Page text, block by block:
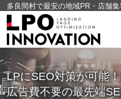
多良間村で最安の地域PR・店舗集
LPにSEO対策が可能
広告費不要の最先端